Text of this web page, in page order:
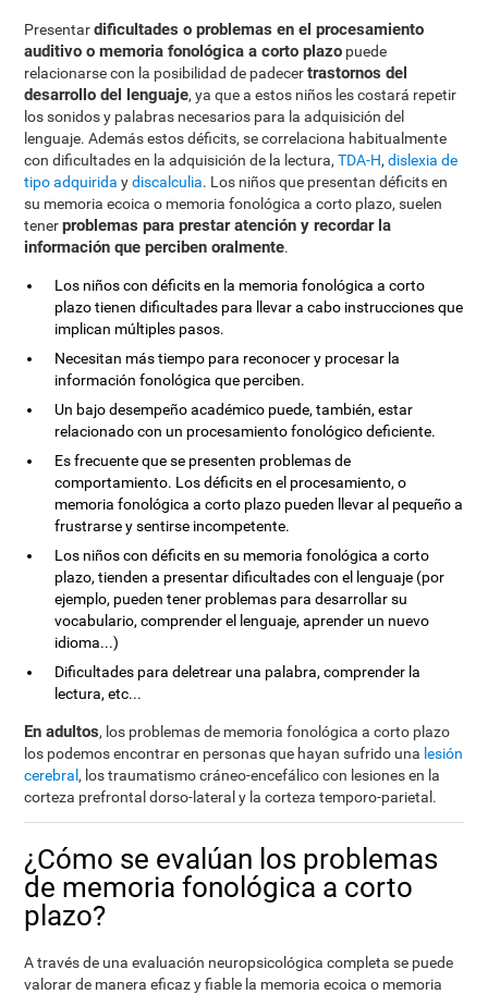
Presentardificultades o problemas en el procesamiento
auditivo o memoria fonológica a corto plazo puede
relacionarse con la posibilidad de padecertrastornos del
desarrollo del lenguaje, ya que a estos niños les costará repetir
los sonidos y palabras necesarios para la adquisición del
lenguaje. Además estos déficits, se correlaciona habitualmente
con dificultades en la adquisición de la lectura,TDA-H,dislexia de
tipo adquirida ydiscalculia. Los niños que presentan déficits en
su memoria ecoica o memoria fonológica a corto plazo, suelen
tenerproblemas para prestar atención y recordar la
información que perciben oralmente.
Los niños con déficits en la memoria fonológica a corto
plazo tienen dificultades para llevar a cabo instrucciones que
implican múltiples pasos.
Necesitan más tiempo para reconocer y procesar la
información fonológica que perciben.
Un bajo desempeño académico puede, también, estar
relacionado con un procesamiento fonológico deficiente.
Es frecuente que se presenten problemas de
comportamiento. Los déficits en el procesamiento, o
memoria fonológica a corto plazo pueden llevar al pequeño a
frustrarse y sentirse incompetente.
Los niños con déficits en su memoria fonológica a corto
plazo, tienden a presentar dificultades con el lenguaje (por
ejemplo, pueden tener problemas para desarrollar su
vocabulario, comprender el lenguaje, aprender un nuevo
idioma...)
Dificultades para deletrear una palabra, comprender la
lectura, etc...
En adultos, los problemas de memoria fonológica a corto plazo
los podemos encontrar en personas que hayan sufrido una lesión
cerebral , los traumatismo cráneo-encefálico con lesiones en la
corteza prefrontal dorso-lateral y la corteza temporo-parietal.
¿Cómo se evalúan los problemas
de memoria fonológica a corto
plazo?
A través de una evaluación neuropsicológica completa se puede
valorar de manera eficaz y fiable la memoria ecoica o memoria